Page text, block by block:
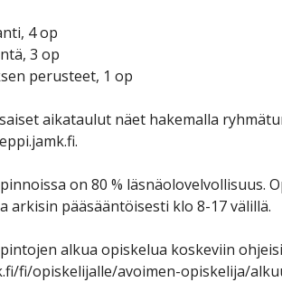
4 op
3 op
perusteet, 1 op
aikataulut näet hakemalla
on 80 % läsnäolovelvollisuus.
arkisin pääsääntöisesti klo 8-17 välillä.
alkua opiskelua koskeviin
fi/opiskelijalle/avoimen-opiskelija/